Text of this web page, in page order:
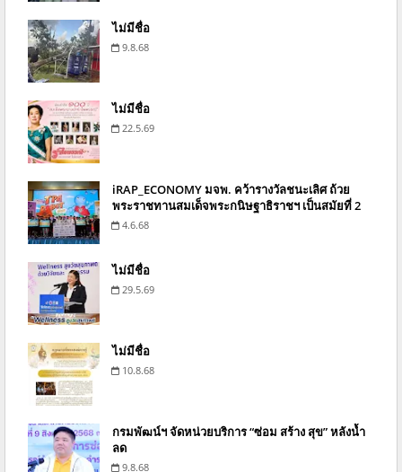
ไม่มีชื่อ
9.8.68
ไม่มีชื่อ
22.5.69
iRAP_ECONOMY มจพ. คว้ารางวัลชนะเลิศ ถ้วย
พระราชทานสมเด็จพระกนิษฐาธิราชฯ เป็นสมัยที่ 2
4.6.68
ไม่มีชื่อ
29.5.69
ไม่มีชื่อ
10.8.68
กรมพัฒน์ฯ จัดหน่วยบริการ “ซ่อม สร้าง สุข” หลังน้ำ
ลด
9.8.68